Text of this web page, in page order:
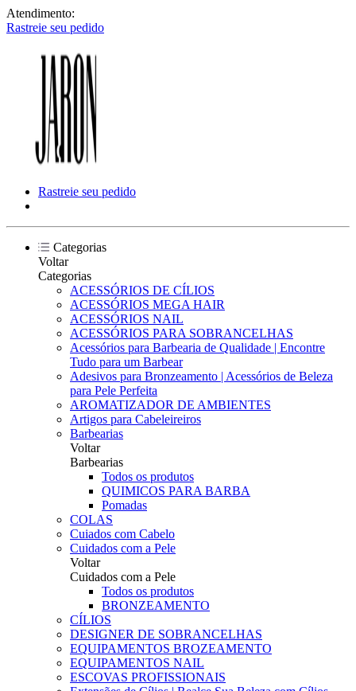
Atendimento:
Rastreie seu pedido
Rastreie seu pedido
Categorias
Voltar
Categorias
ACESSÓRIOS DE CÍLIOS
ACESSÓRIOS MEGA HAIR
ACESSÓRIOS NAIL
ACESSÓRIOS PARA SOBRANCELHAS
Acessórios para Barbearia de Qualidade | Encontre
Tudo para um Barbear
Adesivos para Bronzeamento | Acessórios de Beleza
para Pele Perfeita
AROMATIZADOR DE AMBIENTES
Artigos para Cabeleireiros
Barbearias
Voltar
Barbearias
Todos os produtos
QUIMICOS PARA BARBA
Pomadas
COLAS
Cuiados com Cabelo
Cuidados com a Pele
Voltar
Cuidados com a Pele
Todos os produtos
BRONZEAMENTO
CÍLIOS
DESIGNER DE SOBRANCELHAS
EQUIPAMENTOS BROZEAMENTO
EQUIPAMENTOS NAIL
ESCOVAS PROFISSIONAIS